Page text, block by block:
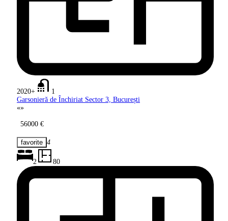
2020+
1
Garsonieră de Închiriat Sector 3, București
«»
56000 €
4
2 80